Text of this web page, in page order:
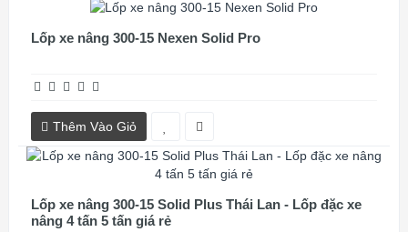
Lốp xe nâng 300-15 Nexen Solid Pro
Thêm Vào Giỏ
Lốp xe nâng 300-15 Solid Plus Thái Lan - Lốp đặc xe
nâng 4 tấn 5 tấn giá rẻ